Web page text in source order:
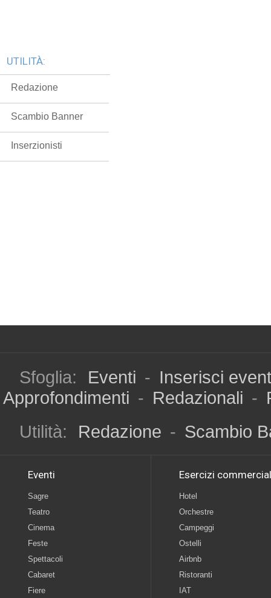
UTILITÀ:
Redazione
Scambio Banner
Inserzionisti
Sfoglia: Eventi - Inserisci
Approfondimenti - Redazionali -
Utilità:
Redazione - Scambio
Eventi
Sagre
Teatro
Cinema
Feste
Spettacoli
Cabaret
Fiere
Esercizi
Hotel
Orchestre
Campeggi
Ostelli
Airbnb
Ristoranti
IAT